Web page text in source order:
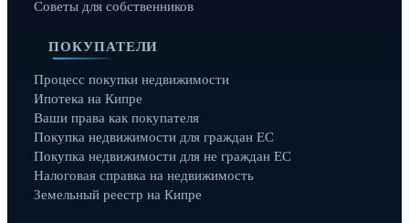
Советы для собственников
ПОКУПАТЕЛИ
Процесс покупки недвижимости
Ипотека на Кипре
Ваши права как покупателя
Покупка недвижимости для граждан ЕС
Покупка недвижимости для не граждан ЕС
Налоговая справка на недвижимость
Земельный реестр на Кипре